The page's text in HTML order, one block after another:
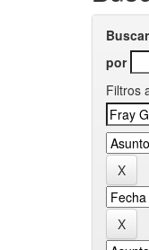
por
Filtros